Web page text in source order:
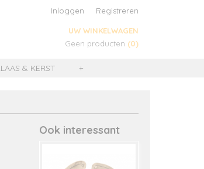
Inloggen Registreren
UW WINKELWAGEN
Geen producten (0)
& KERST +
Ook interessant